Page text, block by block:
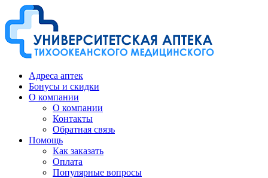
Адреса аптек
Бонусы и скидки
О компании
О компании
Контакты
Обратная связь
Помощь
Как заказать
Оплата
Популярные вопросы